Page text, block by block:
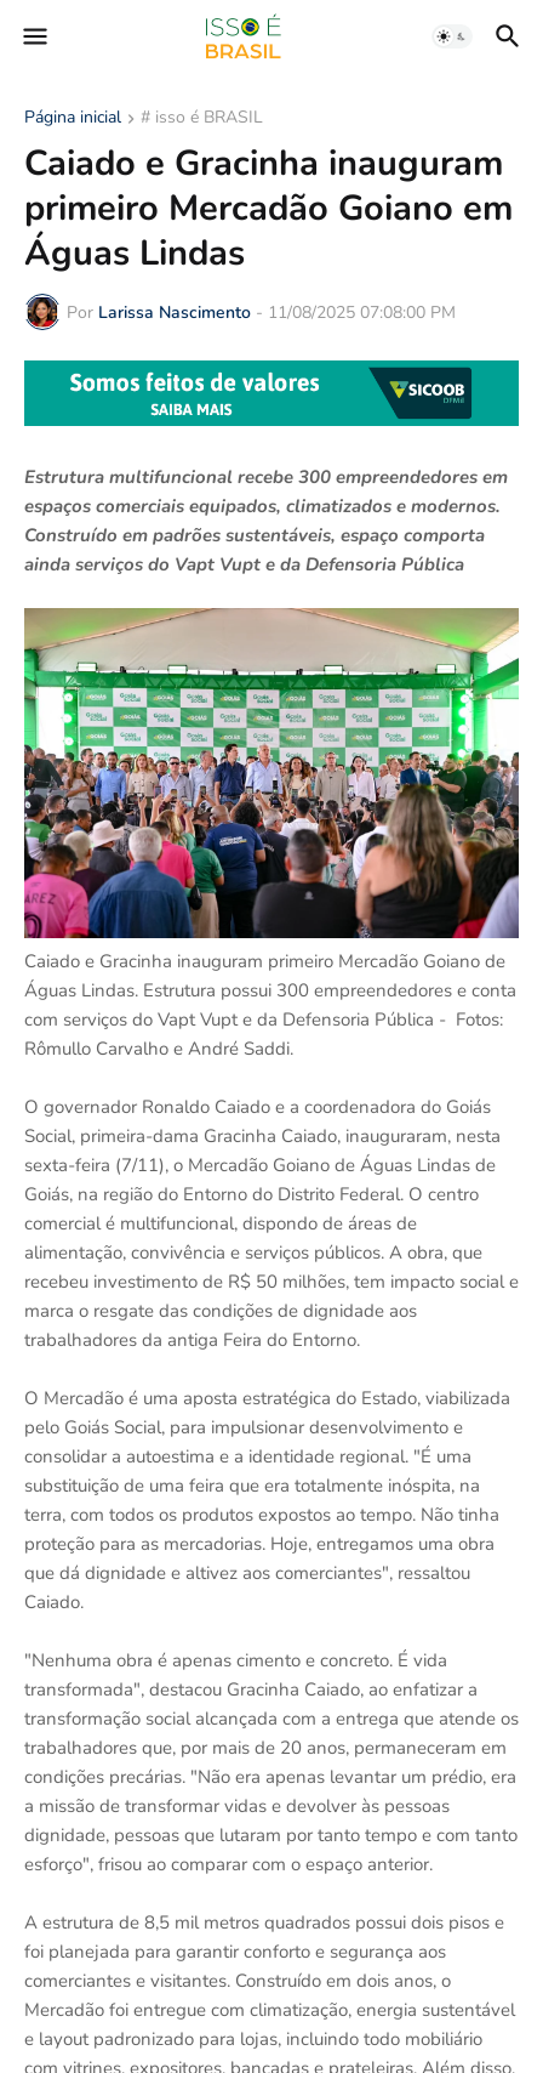
Página inicial # isso é BRASIL
Caiado e Gracinha inauguram
primeiro Mercadão Goiano em
Águas Lindas
Por Larissa Nascimento - 11/08/2025 07:08:00 PM
Estrutura multifuncional recebe 300 empreendedores em
espaços comerciais equipados, climatizados e modernos.
Construído em padrões sustentáveis, espaço comporta
ainda serviços do Vapt Vupt e da Defensoria Pública
Caiado e Gracinha inauguram primeiro Mercadão Goiano de
Águas Lindas. Estrutura possui 300 empreendedores e conta
com serviços do Vapt Vupt e da Defensoria Pública - Fotos:
Rômullo Carvalho e André Saddi.
O governador Ronaldo Caiado e a coordenadora do Goiás
Social, primeira-dama Gracinha Caiado, inauguraram, nesta
sexta-feira (7/11), o Mercadão Goiano de Águas Lindas de
Goiás, na região do Entorno do Distrito Federal. O centro
comercial é multifuncional, dispondo de áreas de
alimentação, convivência e serviços públicos. A obra, que
recebeu investimento de R$ 50 milhões, tem impacto social e
marca o resgate das condições de dignidade aos
trabalhadores da antiga Feira do Entorno.
O Mercadão é uma aposta estratégica do Estado, viabilizada
pelo Goiás Social, para impulsionar desenvolvimento e
consolidar a autoestima e a identidade regional. "É uma
substituição de uma feira que era totalmente inóspita, na
terra, com todos os produtos expostos ao tempo. Não tinha
proteção para as mercadorias. Hoje, entregamos uma obra
que dá dignidade e altivez aos comerciantes", ressaltou
Caiado.
"Nenhuma obra é apenas cimento e concreto. É vida
transformada", destacou Gracinha Caiado, ao enfatizar a
transformação social alcançada com a entrega que atende os
trabalhadores que, por mais de 20 anos, permaneceram em
condições precárias. "Não era apenas levantar um prédio, era
a missão de transformar vidas e devolver às pessoas
dignidade, pessoas que lutaram por tanto tempo e com tanto
esforço", frisou ao comparar com o espaço anterior.
A estrutura de 8,5 mil metros quadrados possui dois pisos e
foi planejada para garantir conforto e segurança aos
comerciantes e visitantes. Construído em dois anos, o
Mercadão foi entregue com climatização, energia sustentável
e layout padronizado para lojas, incluindo todo mobiliário